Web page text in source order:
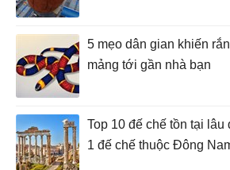
5 mẹo dân gian khiến
mảng tới gần nhà bạn
Top 10 đế chế tồn tại
1 đế chế thuộc Đông